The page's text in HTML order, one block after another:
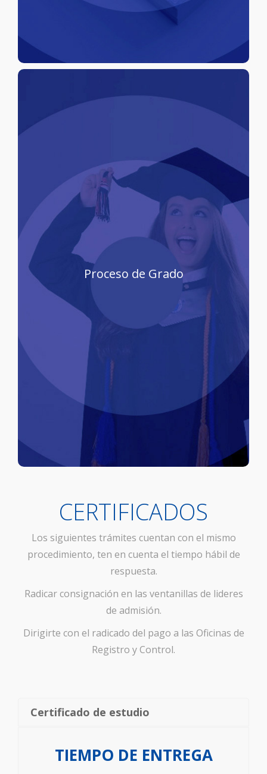
Proceso de Grado
Conoce
el procedimiento y calendario de
grados programado según el periodo vigente.
CERTIFICADOS
Los siguientes trámites cuentan con el mismo
procedimiento, ten en cuenta el tiempo hábil de
respuesta.
Radicar consignación en las ventanillas de lideres
de admisión.
Dirigirte con el radicado del pago a las Oficinas de
Registro y Control.
Certificado de estudio
TIEMPO DE ENTREGA